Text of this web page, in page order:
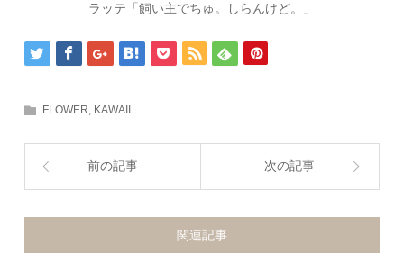
ラッテ「飼い主でちゅ。しらんけど。」
FLOWER, KAWAII
前の記事 次の記事
関連記事